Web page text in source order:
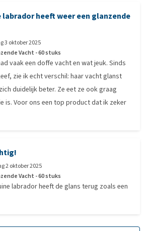
labrador heeft weer een glanzende
3 oktober 2025
Vacht - 60 stuks
vaak een doffe vacht en wat jeuk. Sinds
zie ik echt verschil: haar vacht glanst
duidelijk beter. Ze eet ze ook graag
is. Voor ons een top product dat ik zeker
2 oktober 2025
Vacht - 60 stuks
labrador heeft de glans terug zoals een